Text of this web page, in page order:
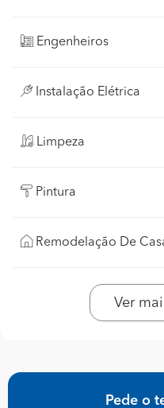
Engenheiros
Instalação Elétrica
Limpeza
Pintura
Remodelação De
Ver
Pede o